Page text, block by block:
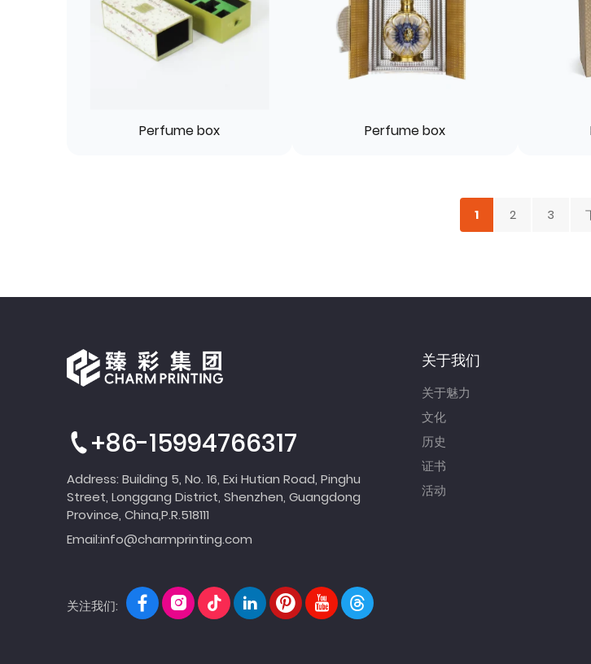
Perfume box Perfume box
1 2 3
+86-15994766317
Address: Building 5, No. 16, Exi Hutian Road, Pinghu
Street, Longgang District, Shenzhen, Guangdong
Province, China,P.R.518111
Email:info@charmprinting.com
关注我们:
关于我们
关于魅力
文化
历史
证书
活动